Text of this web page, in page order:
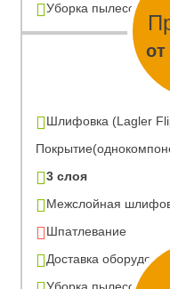
Уборка пылесосом
от
Шлифовка (Lagler
3 слоя
Межслойная
Шпатлевание
Доставка